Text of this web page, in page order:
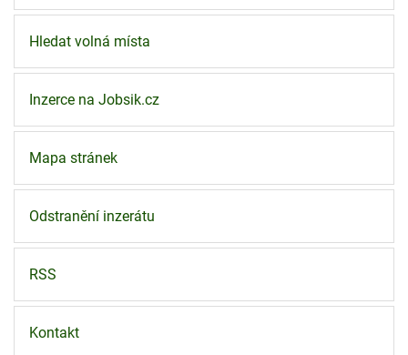
Hledat volná místa
Inzerce na Jobsik.cz
Mapa stránek
Odstranění inzerátu
RSS
Kontakt